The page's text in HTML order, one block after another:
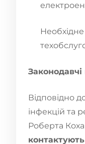
Відповідно
інфекцій та
Роберта Коха